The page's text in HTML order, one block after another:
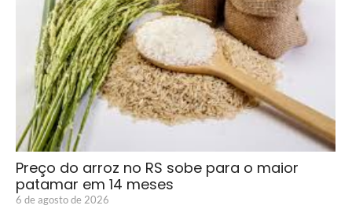
Preço do arroz no RS sobe para o maior
patamar em 14 meses
6 de agosto de 2026